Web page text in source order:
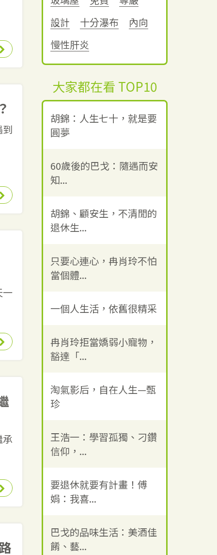
一
設計
十分瀑布
內向
慢性肝炎
大家都在看 TOP10
胡錦：人生七十，就是要
圓夢
60歲後的巴戈：隨遇而安
知...
胡錦、顧安生，不清閒的
退休生...
只要心連心，冉肖玲不怕
當個體...
一個人生活，依舊很精采
冉肖玲拒當嬌弱小寵物，
豁達「...
淘氣影后，自在人生—甄
珍
王浩一：學習孤獨、刁鑽
信仰，...
要退休就要有計畫！傅
娟：我喜...
巴戈的品味生活：美酒佳
餚、藝...